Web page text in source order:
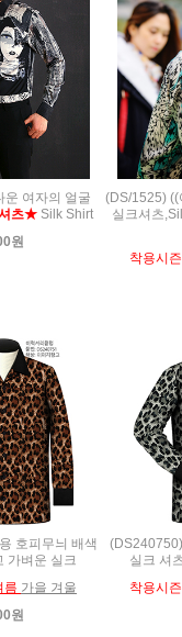
여자의 얼굴
츠★ Silk Shirt
원
(DS/1525) ((
실크셔츠
착용시
호피무늬 배색
가벼운 실크
름 가을 겨울
원
실크 셔
착용시